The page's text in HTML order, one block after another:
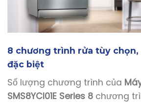
8 chương trình rửa tùy chọn,
đặc biệt
Số lượng chương trình của
SMS8YCI01E Series 8 chương